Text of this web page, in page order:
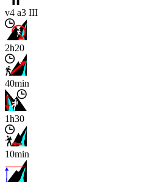
v4 a3 III
2h20
40min
1h30
10min